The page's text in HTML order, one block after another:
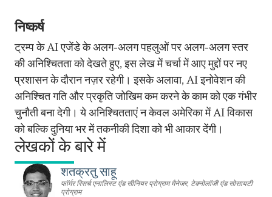
निष्कर्ष
ट्रम्प के AI एजेंडे के अलग-अलग पहलुओं पर अलग-अलग स्तर
की अनिश्चितता को देखते हुए, इस लेख में चर्चा में आए मुद्दों पर नए
प्रशासन के दौरान नज़र रहेगी। इसके अलावा, AI इनोवेशन की
अनिश्चित गति और प्रकृति जोखिम कम करने के काम को एक गंभीर
चुनौती बना देगी। ये अनिश्चितताएं न केवल अमेरिका में AI विकास
को बल्कि दुनिया भर में तकनीकी दिशा को भी आकार देंगी।
लेखकों के बारे में
शतक्रतु साहू
फॉर्मर रिसर्च एनालिस्ट एंड सीनियर प्रोग्राम मैनेजर, टेक्नोलॉजी एंड सोसायटी
प्रोग्राम